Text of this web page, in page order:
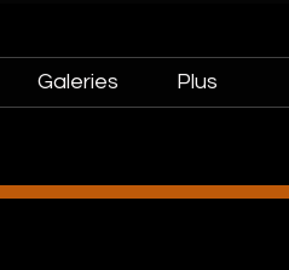
Galeries Plus